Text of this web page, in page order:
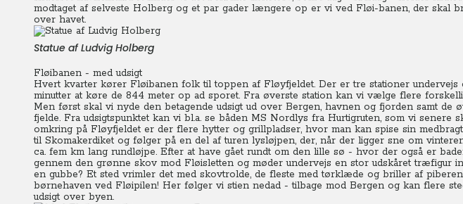
modtaget af selveste Holberg og et par gader længere op er vi ved Fløi-banen, der skal
over havet.
Statue af Ludvig Holberg
Fløibanen - med udsigt
Hvert kvarter kører Fløibanen folk til toppen af Fløyfjeldet. Der er tre stationer undervejs
minutter at køre de 844 meter op ad sporet. Fra øverste station kan vi vælge flere
Men først skal vi nyde den betagende udsigt ud over Bergen, havnen og fjorden samt de
fjelde. Fra udsigtspunktet kan vi bl.a. se båden MS Nordlys fra Hurtigruten, som vi senere
omkring på Fløyfjeldet er der flere hytter og grillpladser, hvor man kan spise sin
til Skomakerdiket og følger på en del af turen lysløjpen, der, når der ligger sne om
ca. fem km lang rundløjpe. Efter at have gået rundt om den lille sø - hvor der også er
gennem den grønne skov mod Fløisletten og møder undervejs en stor udskåret træfigur
en gubbe? Et sted vrimler det med skovtrolde, de fleste med tørklæde og briller af
børnehaven ved Fløipilen! Her følger vi stien nedad - tilbage mod Bergen og kan flere
udsigt over byen.